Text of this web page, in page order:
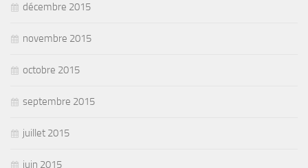
décembre 2015
novembre 2015
octobre 2015
septembre 2015
juillet 2015
juin 2015